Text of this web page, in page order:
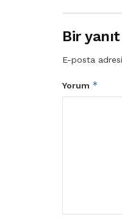
Bir
E-posta
Yorum *